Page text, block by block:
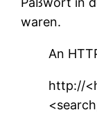
waren.
An
http://